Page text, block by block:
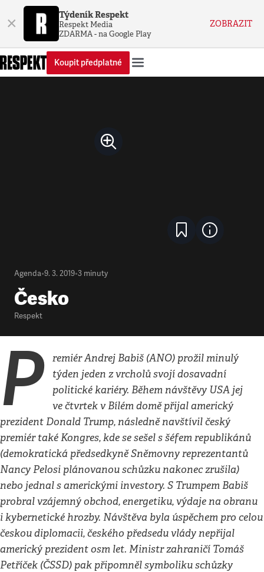
× Týdeník Respekt
Respekt Media
ZDARMA - na Google Play
ZOBRAZIT
Koupit předplatné
Agenda•9. 3. 2019•3 minuty
Česko
Respekt
P
remiér Andrej Babiš (ANO) prožil minulý
týden jeden z vrcholů svojí dosavadní
politické kariéry. Během návštěvy USA jej
ve čtvrtek v Bílém domě přijal americký
prezident Donald Trump, následně navštívil český
premiér také Kongres, kde se sešel s šéfem republikánů
(demokratická předsedkyně Sněmovny reprezentantů
Nancy Pelosi plánovanou schůzku nakonec zrušila)
nebo jednal s americkými investory. S Trumpem Babiš
probral vzájemný obchod, energetiku, výdaje na obranu
i kybernetické hrozby. Návštěva byla úspěchem pro celou
českou diplomacii, českého předsedu vlády nepřijal
americký prezident osm let. Ministr zahraničí Tomáš
Petříček (ČSSD) pak připomněl symboliku schůzky